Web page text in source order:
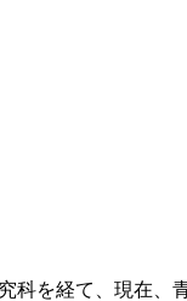
を経て、現在、